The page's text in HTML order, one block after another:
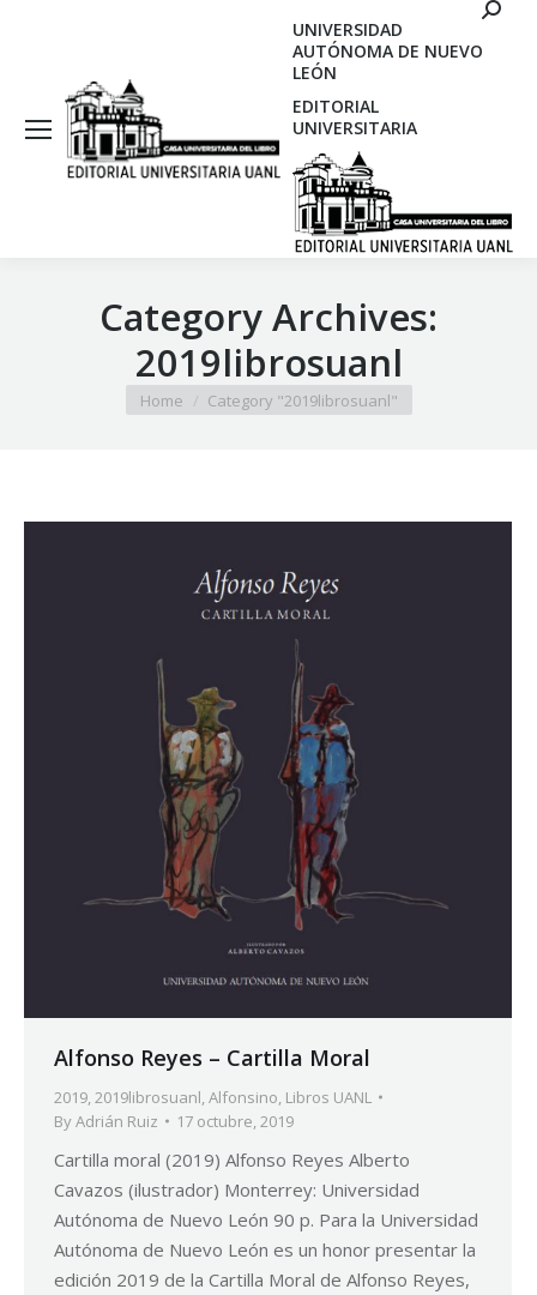
UNIVERSIDAD
AUTÓNOMA DE NUEVO
LEÓN
EDITORIAL
UNIVERSITARIA
Category Archives:
2019librosuanl
You are here:
Home Category "2019librosuanl"
Alfonso Reyes – Cartilla Moral
2019 2019librosuanl Alfonsino Libros UANL
ByAdrián Ruiz 17 octubre, 2019
Cartilla moral (2019) Alfonso Reyes Alberto
Cavazos (ilustrador) Monterrey: Universidad
Autónoma de Nuevo León 90 p. Para la Universidad
Autónoma de Nuevo León es un honor presentar la
edición 2019 de la Cartilla Moral de Alfonso Reyes,